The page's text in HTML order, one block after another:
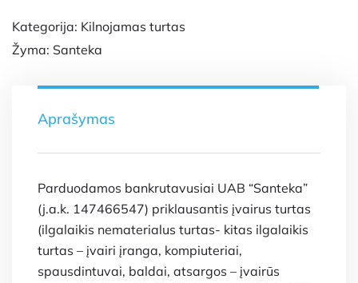
Kategorija: Kilnojamas turtas
Žyma: Santeka
Aprašymas
Parduodamos bankrutavusiai UAB “Santeka”
(j.a.k. 147466547) priklausantis įvairus turtas
(ilgalaikis nematerialus turtas- kitas ilgalaikis
turtas – įvairi įranga, kompiuteriai,
spausdintuvai, baldai, atsargos – įvairūs